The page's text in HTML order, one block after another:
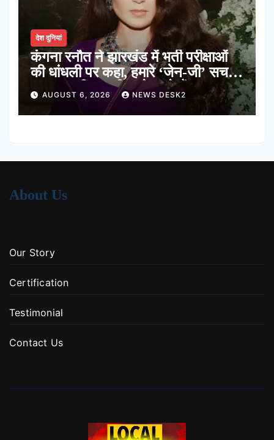
देश दुनियां
कंगना रनौत ने झारखंड में भर्ती परीक्षाओं
की धांधली पर कहा, हमारे ‘जेन-जी’ सच में
हर तरह की तकलीफ झेल रहे हैं
AUGUST 6, 2026 NEWS DESK2
About Us
Our Story
Certification
Testimonial
Contact Us